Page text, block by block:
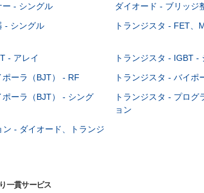
ー - シングル
ダイオード - ブリッジ
- シングル トランジスタ - FET、
- アレイ
トランジスタ - IGBT -
ポーラ（BJT） - RF
トランジスタ - バイポ
ポーラ（BJT） - シング
トランジスタ - プログ
ョン
ン - ダイオード、トランジ
一貫サービス